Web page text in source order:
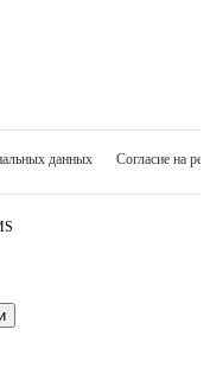
данных Согласие на